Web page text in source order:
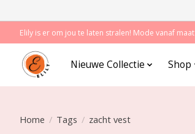
Elily is er om jou te laten stralen! Mode vanaf
Nieuwe Collectie Shop
Home / Tags / zacht vest